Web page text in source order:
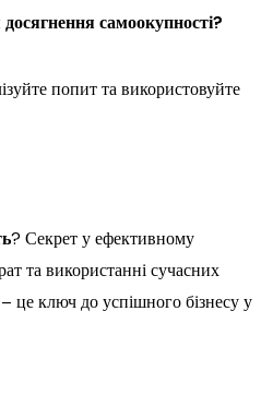
самоокупності?
попит та використовуйте
? Секрет у ефективному
та використанні сучасних
це ключ до успішного бізнесу у